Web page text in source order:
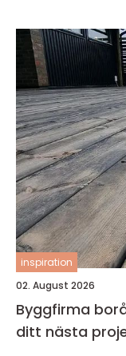
inspiration
02. August 2026
Byggfirma borås så väljer du rätt
ditt nästa